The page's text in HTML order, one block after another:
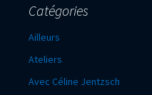
Catégories
Ailleurs
Ateliers
Avec Céline Jentzsch